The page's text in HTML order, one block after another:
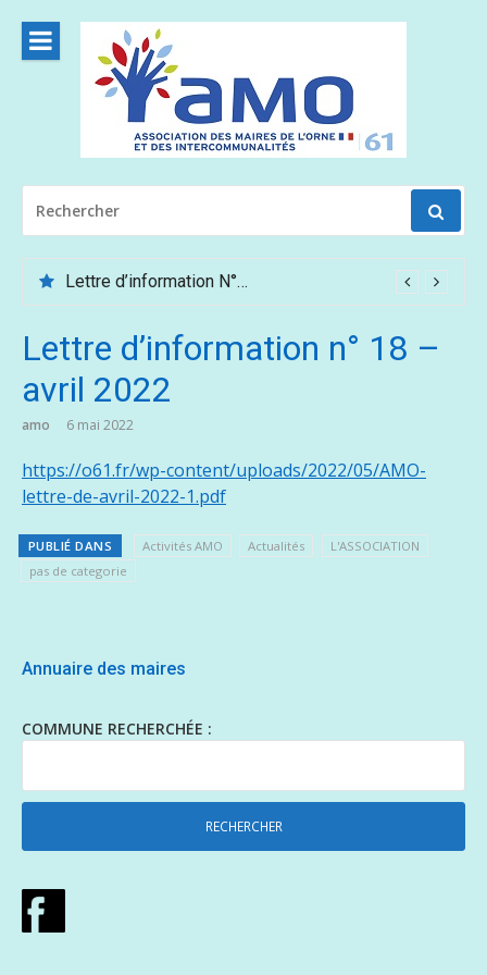
contenu
POUR
:
Lettre d’information N°62 – Mai /Juin 2026
Lettre d’information n° 18 –
avril 2022
amo 6 mai 2022
https://o61.fr/wp-content/uploads/2022/05/AMO-
lettre-de-avril-2022-1.pdf
PUBLIÉ DANS Activités AMO Actualités
L'ASSOCIATION
pas de categorie
Annuaire des maires
COMMUNE RECHERCHÉE :